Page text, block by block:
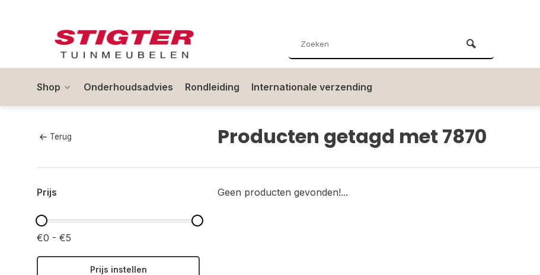
Shop Onderhoudsadvies Rondleiding Internationale verzending
Terug Producten getagd met 7870
Prijs
€0 - €5
Prijs instellen
Geen producten gevonden!...